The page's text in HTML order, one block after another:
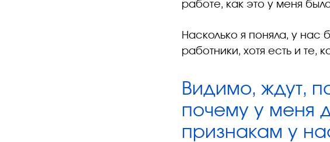
работе, как это у меня
Насколько я поняла, у нас
работники, хотя есть и те,
Видимо, ждут,
почему у меня
признакам у